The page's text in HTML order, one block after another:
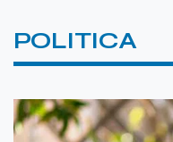
POLITICA